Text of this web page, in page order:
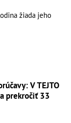
žiada jeho
V TEJTO
prekročiť 33